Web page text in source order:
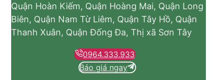
Quận Hoàn Kiếm, Quận Hoàng Mai, Quận Long
Biên, Quận Nam Từ Liêm, Quận Tây Hồ, Quận
Thanh Xuân, Quận Đống Đa, Thị xã Sơn Tây
0964.333.933
Báo giá ngay